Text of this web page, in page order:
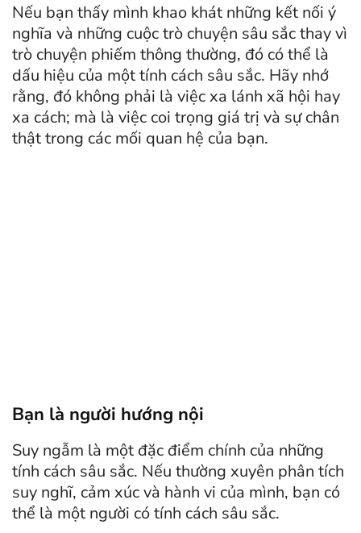
Nếu bạn thấy mình khao khát những kết nối ý
nghĩa và những cuộc trò chuyện sâu sắc thay vì
trò chuyện phiếm thông thường, đó có thể là
dấu hiệu của một tính cách sâu sắc. Hãy nhớ
rằng, đó không phải là việc xa lánh xã hội hay
xa cách; mà là việc coi trọng giá trị và sự chân
thật trong các mối quan hệ của bạn.
Bạn là người hướng nội
Suy ngẫm là một đặc điểm chính của những
tính cách sâu sắc. Nếu thường xuyên phân tích
suy nghĩ, cảm xúc và hành vi của mình, bạn có
thể là một người có tính cách sâu sắc.